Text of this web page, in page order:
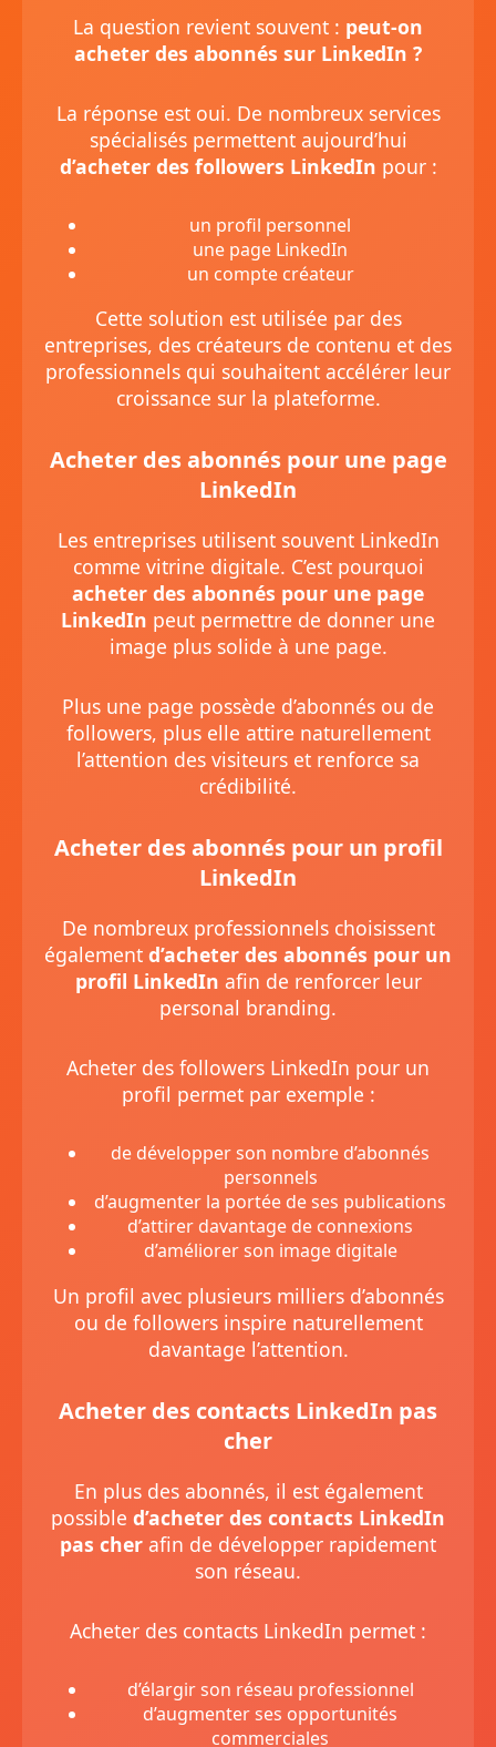
La question revient souvent : peut-on
acheter des abonnés sur LinkedIn ?
La réponse est oui. De nombreux services
spécialisés permettent aujourd’hui
d’acheter des followers LinkedIn pour :
un profil personnel
une page LinkedIn
un compte créateur
Cette solution est utilisée par des
entreprises, des créateurs de contenu et des
professionnels qui souhaitent accélérer leur
croissance sur la plateforme.
Acheter des abonnés pour une page
LinkedIn
Les entreprises utilisent souvent LinkedIn
comme vitrine digitale. C’est pourquoi
acheter des abonnés pour une page
LinkedIn peut permettre de donner une
image plus solide à une page.
Plus une page possède d’abonnés ou de
followers, plus elle attire naturellement
l’attention des visiteurs et renforce sa
crédibilité.
Acheter des abonnés pour un profil
LinkedIn
De nombreux professionnels choisissent
également d’acheter des abonnés pour un
profil LinkedIn afin de renforcer leur
personal branding.
Acheter des followers LinkedIn pour un
profil permet par exemple :
de développer son nombre d’abonnés
personnels
d’augmenter la portée de ses publications
d’attirer davantage de connexions
d’améliorer son image digitale
Un profil avec plusieurs milliers d’abonnés
ou de followers inspire naturellement
davantage l’attention.
Acheter des contacts LinkedIn pas
cher
En plus des abonnés, il est également
possible d’acheter des contacts LinkedIn
pas cher afin de développer rapidement
son réseau.
Acheter des contacts LinkedIn permet :
d’élargir son réseau professionnel
d’augmenter ses opportunités
commerciales